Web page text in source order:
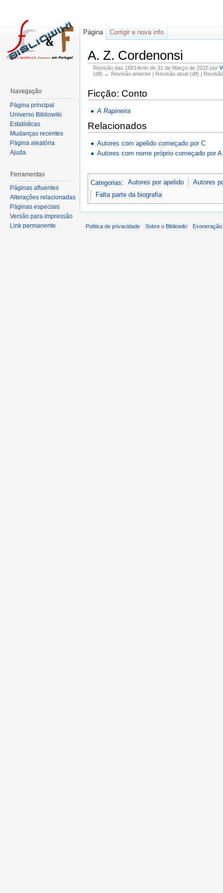
A. Z. Cordenonsi
Revisão das 16h14min de 31 de Março de 2015 por
(dif) ← Revisão anterior | Revisão atual (dif) |
Ficção: Conto
A Rapineira
Relacionados
Autores com apelido começado por C
Autores com nome próprio começado por A
Categorias: Autores por apelido
Autores
Falta parte da biografia
Página Corrigir e nova info
Navegação
Página principal
Universo Bibliowiki
Estatísticas
Mudanças recentes
Página aleatória
Ajuda
Ferramentas
Páginas afluentes
Alterações relacionadas
Páginas especiais
Versão para impressão
Link permanente
Política de privacidade Sobre o Bibliowiki